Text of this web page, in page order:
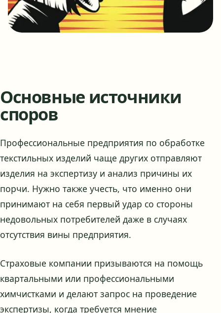
Основные источники
споров
Профессиональные предприятия по обработке
текстильных изделий чаще других отправляют
изделия на экспертизу и анализ причины их
порчи. Нужно также учесть, что именно они
принимают на себя первый удар со стороны
недовольных потребителей даже в случаях
отсутствия вины предприятия.
Страховые компании призываются на помощь
квартальными или профессиональными
химчистками и делают запрос на проведение
экспертизы, когда требуется мнение